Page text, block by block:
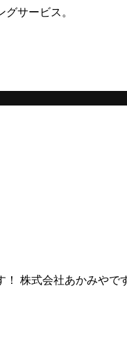
サービス。
株式会社あかみや